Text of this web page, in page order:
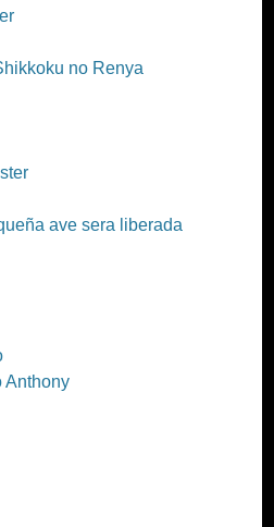
no Renya
ave sera liberada
Anthony